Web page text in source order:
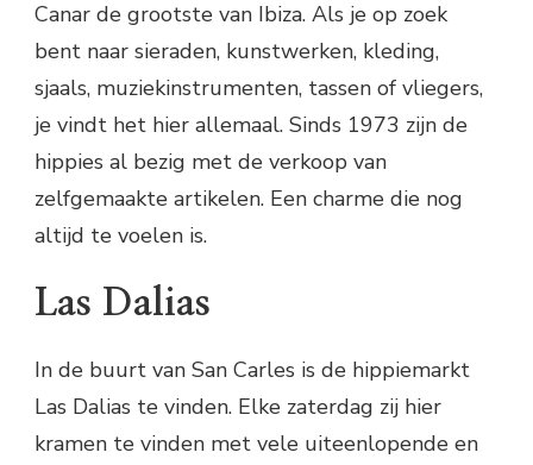
Canar de grootste van Ibiza. Als je op zoek
bent naar sieraden, kunstwerken, kleding,
sjaals, muziekinstrumenten, tassen of vliegers,
je vindt het hier allemaal. Sinds 1973 zijn de
hippies al bezig met de verkoop van
zelfgemaakte artikelen. Een charme die nog
altijd te voelen is.
Las Dalias
In de buurt van San Carles is de hippiemarkt
Las Dalias te vinden. Elke zaterdag zij hier
kramen te vinden met vele uiteenlopende en